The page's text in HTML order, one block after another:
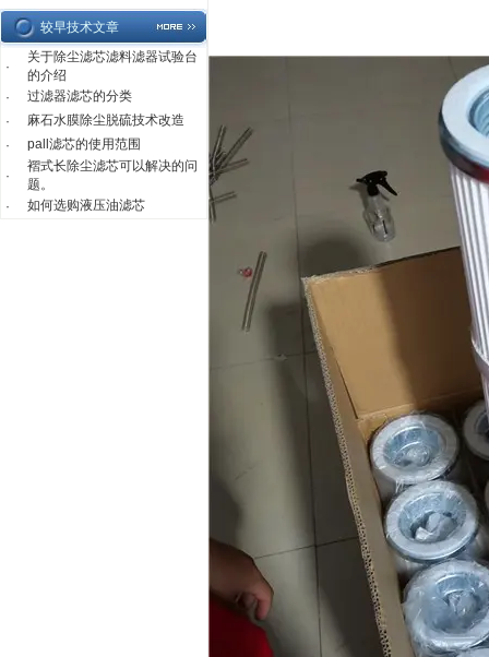
较早技术文章
·
关于除尘滤芯滤料滤器试验台
的介绍
·
过滤器滤芯的分类
·
麻石水膜除尘脱硫技术改造
·
pall滤芯的使用范围
·
褶式长除尘滤芯可以解决的问
题。
·
如何选购液压油滤芯